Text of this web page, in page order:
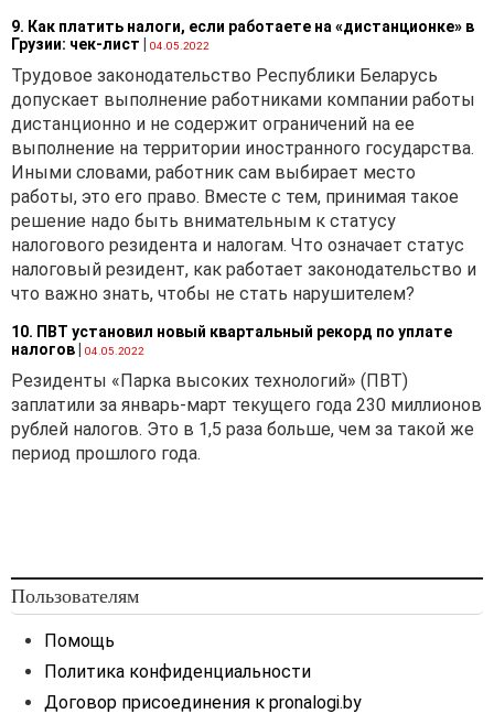
9. Как платить налоги, если работаете на «дистанционке» в
Грузии: чек-лист | 04.05.2022
Трудовое законодательство Республики Беларусь
допускает выполнение работниками компании работы
дистанционно и не содержит ограничений на ее
выполнение на территории иностранного государства.
Иными словами, работник сам выбирает место
работы, это его право. Вместе с тем, принимая такое
решение надо быть внимательным к статусу
налогового резидента и налогам. Что означает статус
налоговый резидент, как работает законодательство и
что важно знать, чтобы не стать нарушителем?
10. ПВТ установил новый квартальный рекорд по уплате
налогов| 04.05.2022
Резиденты «Парка высоких технологий» (ПВТ)
заплатили за январь-март текущего года 230 миллионов
рублей налогов. Это в 1,5 раза больше, чем за такой же
период прошлого года.
Пользователям
Помощь
Политика конфиденциальности
Договор присоединения к pronalogi.by